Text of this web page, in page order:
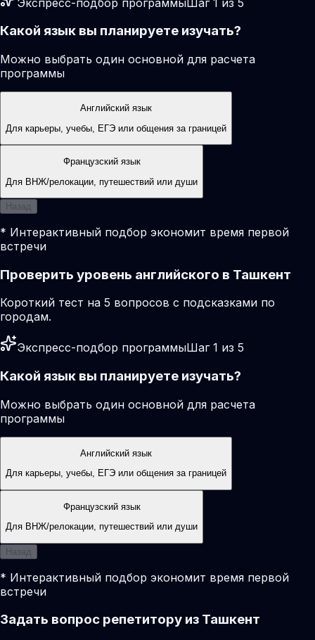
Какой язык вы планируете изучать?
Можно выбрать один основной для расчета
программы
Английский язык
Для карьеры, учебы, ЕГЭ или общения за границей
Французский язык
Для ВНЖ/релокации, путешествий или души
Назад
* Интерактивный подбор экономит время первой
встречи
Проверить уровень английского в Ташкент
Короткий тест на 5 вопросов с подсказками по
городам.
Экспресс-подбор программыШаг 1 из 5
Какой язык вы планируете изучать?
Можно выбрать один основной для расчета
программы
Английский язык
Для карьеры, учебы, ЕГЭ или общения за границей
Французский язык
Для ВНЖ/релокации, путешествий или души
Назад
* Интерактивный подбор экономит время первой
встречи
Задать вопрос репетитору из Ташкент